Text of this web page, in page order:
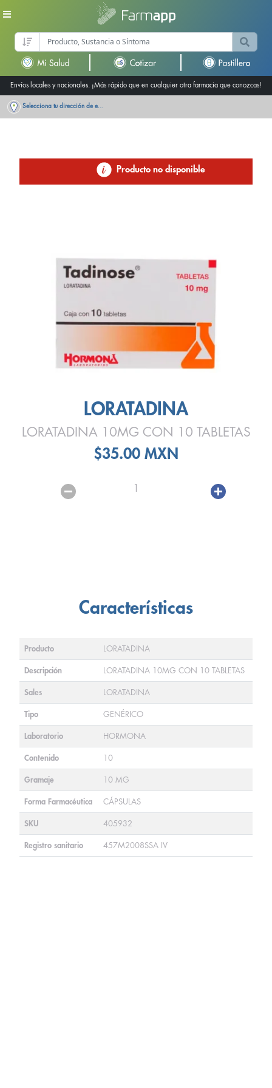
Envíos locales y nacionales. ¡Más rápido que en cualquier otra farmacia que conozcas!
Selecciona tu dirección de entrega
Producto no disponible
LORATADINA
LORATADINA 10MG CON 10 TABLETAS
$35.00 MXN
1
Características
Producto LORATADINA
Descripción LORATADINA 10MG CON 10 TABLETAS
Sales LORATADINA
Tipo GENÉRICO
Laboratorio HORMONA
Contenido 10
Gramaje 10 MG
Forma Farmacéutica CÁPSULAS
SKU 405932
Registro sanitario 457M2008SSA IV